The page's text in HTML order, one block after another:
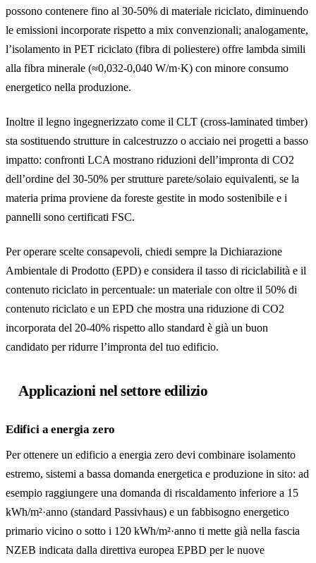
possono contenere fino al 30-50% di materiale riciclato, diminuendo
le emissioni incorporate rispetto a mix convenzionali; analogamente,
l’isolamento in PET riciclato (fibra di poliestere) offre lambda simili
alla fibra minerale (≈0,032-0,040 W/m·K) con minore consumo
energetico nella produzione.
Inoltre il legno ingegnerizzato come il CLT (cross-laminated timber)
sta sostituendo strutture in calcestruzzo o acciaio nei progetti a basso
impatto: confronti LCA mostrano riduzioni dell’impronta di CO2
dell’ordine del 30-50% per strutture parete/solaio equivalenti, se la
materia prima proviene da foreste gestite in modo sostenibile e i
pannelli sono certificati FSC.
Per operare scelte consapevoli, chiedi sempre la Dichiarazione
Ambientale di Prodotto (EPD) e considera il tasso di riciclabilità e il
contenuto riciclato in percentuale: un materiale con oltre il 50% di
contenuto riciclato e un EPD che mostra una riduzione di CO2
incorporata del 20-40% rispetto allo standard è già un buon
candidato per ridurre l’impronta del tuo edificio.
Applicazioni nel settore edilizio
Edifici a energia zero
Per ottenere un edificio a energia zero devi combinare isolamento
estremo, sistemi a bassa domanda energetica e produzione in sito: ad
esempio raggiungere una domanda di riscaldamento inferiore a 15
kWh/m²·anno (standard Passivhaus) e un fabbisogno energetico
primario vicino o sotto i 120 kWh/m²·anno ti mette già nella fascia
NZEB indicata dalla direttiva europea EPBD per le nuove